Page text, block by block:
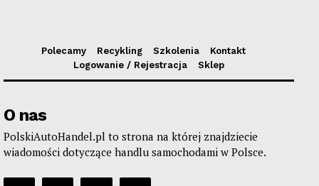
Polecamy Recykling Szkolenia
Kontakt
Logowanie / Rejestracja
Sklep
O nas
PolskiAutoHandel.pl to strona na której znajdziecie
wiadomości dotyczące handlu samochodami w Polsce.